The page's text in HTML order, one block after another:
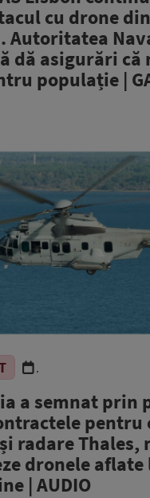
cu drone
Autoritatea
dă asigurări că
populație |
.
a semnat prin
radare Thales,
dronele aflate
| AUDIO